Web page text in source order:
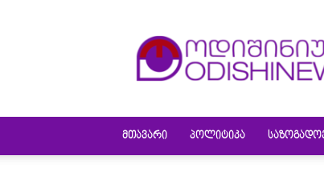
ᲛᲗᲐᲕᲐᲠᲘ ᲞᲝᲚᲘᲢᲘᲙᲐ